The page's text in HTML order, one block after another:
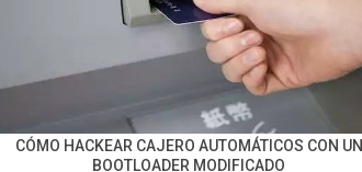
CÓMO HACKEAR CAJERO AUTOMÁTICOS CON UN
BOOTLOADER MODIFICADO